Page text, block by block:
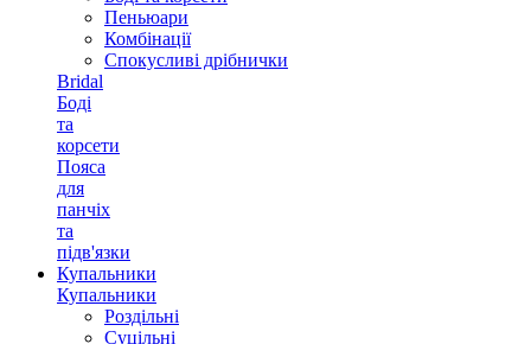
Пеньюари
Комбінації
Спокусливі дрібнички
Bridal
Боді
та
корсети
Пояса
для
панчіх
та
підв'язки
Купальники
Купальники
Роздільні
Суцільні